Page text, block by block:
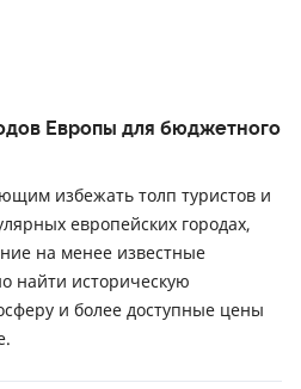
Европы для бюджетного
избежать толп туристов и
европейских городах,
на менее известные
найти историческую
и более доступные цены